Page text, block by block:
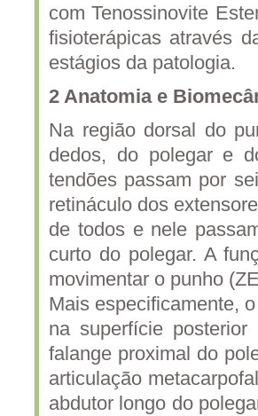
com Tenossinovite
fisioterápicas através
estágios da patologia.
2 Anatomia e
Na região dorsal do
dedos, do polegar e
tendões passam por
retináculo dos
de todos e nele
curto do polegar. A
movimentar o punho
Mais especificamente,
na superfície
falange proximal do
articulação
abdutor longo do